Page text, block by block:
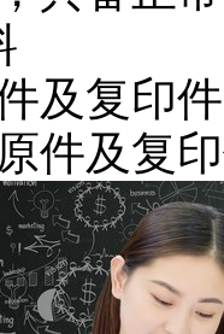
复印
及复印